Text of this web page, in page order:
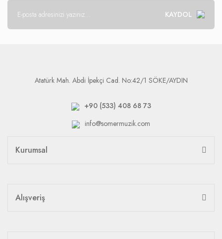
KAYDOL
Atatürk Mah. Abdi İpekçi Cad. No:42/1 SÖKE/AYDIN
+90 (533) 408 68 73
info@somermuzik.com
Kurumsal
Alışveriş